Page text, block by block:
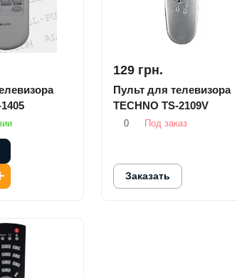
129 грн.
Пульт для телевизора
TECHNO TS-2109V
0 Под заказ
Заказать